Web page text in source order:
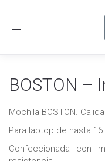
Toggle
BOSTON –
Mochila BOSTON.
Para laptop de hasta
Confeccionada con